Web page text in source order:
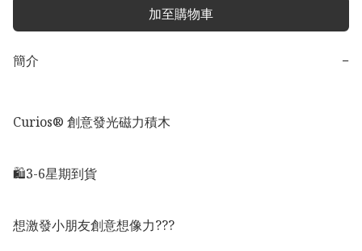
加至購物車
簡介 −
Curios®️ 創意發光磁力積木
🛍️3-6星期到貨
想激發小朋友創意想像力???